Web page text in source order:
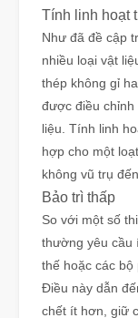
Tính linh hoạt
Như đã đề cập
nhiều loại vật
thép không gỉ
được điều
liệu. Tính linh
hợp cho một
không vũ trụ
Bảo trì thấp
So với một số
thường yêu cầu
thế hoặc các bộ
Điều này dẫn
chết ít hơn, giữ